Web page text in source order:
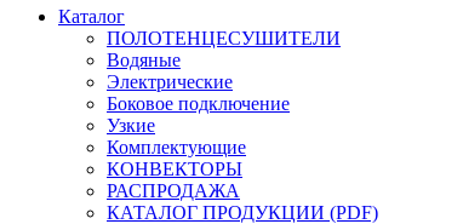
Каталог
ПОЛОТЕНЦЕСУШИТЕЛИ
Водяные
Электрические
Боковое подключение
Узкие
Комплектующие
КОНВЕКТОРЫ
РАСПРОДАЖА
КАТАЛОГ ПРОДУКЦИИ (PDF)